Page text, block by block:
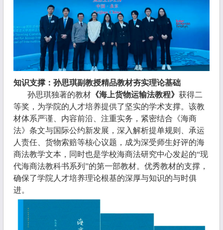
知识支撑：孙思琪副教授精品教材夯实理论基础
孙思琪独著的教材《海上货物运输法教程》 获得二
等奖，为学院的人才培养提供了坚实的学术支撑。该教
材体系严谨、内容前沿、注重实务，紧密结合《海商
法》条文与国际公约新发展，深入解析提单规则、承运
人责任、货物索赔等核心议题，成为深受师生好评的海
商法教学文本，同时也是学校海商法研究中心发起的“现
代海商法教科书系列”的第一部教材。优秀教材的支撑，
确保了学院人才培养理论根基的深厚与知识的与时俱
进。